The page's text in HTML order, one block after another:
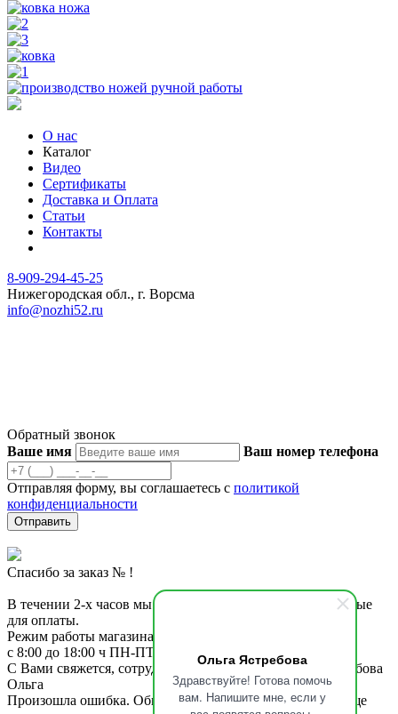
Ольга Ястребова
Здравствуйте! Готова помочь
вам. Напишите мне, если у
О нас
Каталог
Видео
Сертификаты
Доставка и Оплата
Статьи
Контакты
8-909-294-45-25
Нижегородская обл., г. Ворсма
info@nozhi52.ru
Обратный звонок
Ваше имя
Ваш номер телефона
Отправляя форму, вы соглашаетесь с политикой
конфиденциальности
Отправить
Спасибо за заказ № !
В течении 2-х часов мы с Вами свяжемся и вышлем данные
для оплаты.
Режим работы магазина по обработке заказов:
с 8:00 до 18:00 ч ПН-ПТ, с 8-15 СБ, ВС
С Вами свяжется, сотрудник по обработке заказов, Ястребова
Ольга
Произошла ошибка. Обновите страницу и попробуйте еще